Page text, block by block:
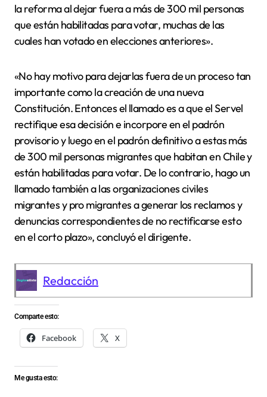
la reforma al dejar fuera a más de 300 mil personas
que están habilitadas para votar, muchas de las
cuales han votado en elecciones anteriores».
«No hay motivo para dejarlas fuera de un proceso tan
importante como la creación de una nueva
Constitución. Entonces el llamado es a que el Servel
rectifique esa decisión e incorpore en el padrón
provisorio y luego en el padrón definitivo a estas más
de 300 mil personas migrantes que habitan en Chile y
están habilitadas para votar. De lo contrario, hago un
llamado también a las organizaciones civiles
migrantes y pro migrantes a generar los reclamos y
denuncias correspondientes de no rectificarse esto
en el corto plazo», concluyó el dirigente.
Redacción
Comparte esto:
Facebook X
Me gusta esto: